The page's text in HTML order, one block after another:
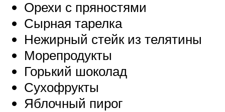
Орехи с пряностями
Сырная тарелка
Нежирный стейк из телятины
Морепродукты
Горький шоколад
Сухофрукты
Яблочный пирог